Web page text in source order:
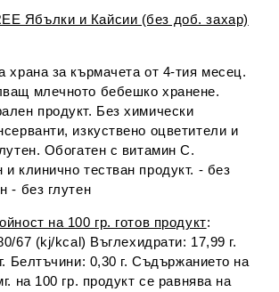
Ябълки и Кайсии (без доб. захар)
храна за кърмачета от 4-тия месец.
млечното бебешко хранене.
продукт. Без химически
изкуствено оцветители и
Обогатен с витамин C.
и клинично тестван продукт. - без
- без глутен
на 100 гр. готов продукт:
67 (kj/kcal) Въглехидрати: 17,99 г.
Белтъчини: 0,30 г. Съдържанието на
на 100 гр. продукт се равнява на